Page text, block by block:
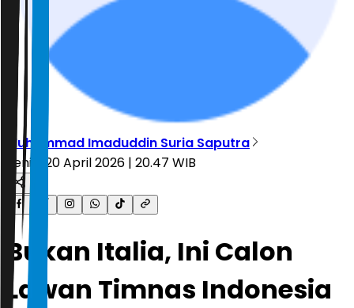
Muhammad Imaduddin Suria Saputra
Senin, 20 April 2026 | 20.47 WIB
Bukan Italia, Ini Calon
Lawan Timnas Indonesia